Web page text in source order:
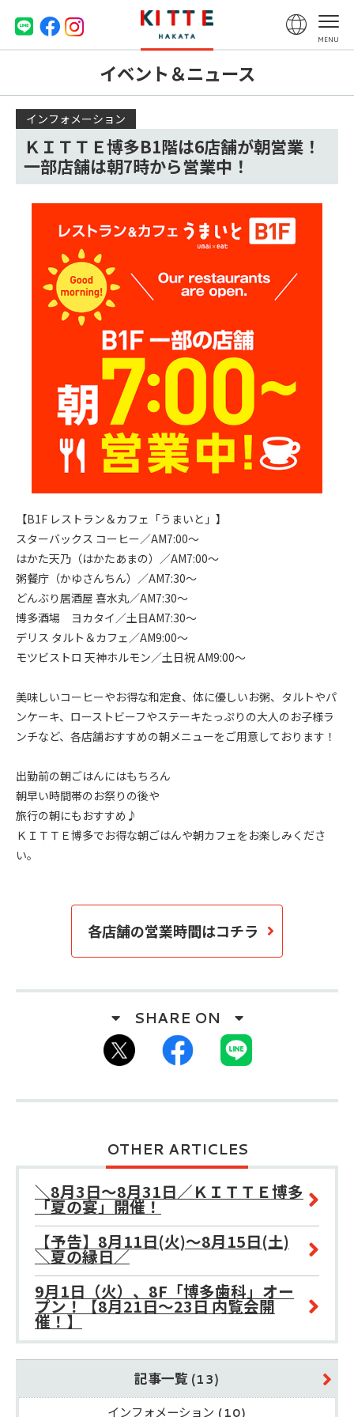
イベント＆ニュース
インフォメーション
ＫＩＴＴＥ博多B1階は6店舗が朝営業！
一部店舗は朝7時から営業中！
【B1F レストラン＆カフェ「うまいと」】
スターバックス コーヒー／AM7:00～
はかた天乃（はかたあまの）／AM7:00～
粥餐庁（かゆさんちん）／AM7:30～
どんぶり居酒屋 喜水丸／AM7:30～
博多酒場 ヨカタイ／土日AM7:30～
デリス タルト＆カフェ／AM9:00～
モツビストロ 天神ホルモン／土日祝 AM9:00～
美味しいコーヒーやお得な和定食、体に優しいお粥、タルトやパ
ンケーキ、ローストビーフやステーキたっぷりの大人のお子様ラ
ンチなど、各店舗おすすめの朝メニューをご用意しております！
出勤前の朝ごはんにはもちろん
朝早い時間帯のお祭りの後や
旅行の朝にもおすすめ♪
ＫＩＴＴＥ博多でお得な朝ごはんや朝カフェをお楽しみくださ
い。
各店舗の営業時間はコチラ
OTHER ARTICLES
＼8月3日～8月31日／ＫＩＴＴＥ博多
「夏の宴」開催！
【予告】8月11日(火)～8月15日(土)
＼夏の縁日／
9月1日（火）、8F「博多歯科」オー
プン！【8月21日～23日 内覧会開
催！】
記事一覧 (13)
インフォメーション (10)